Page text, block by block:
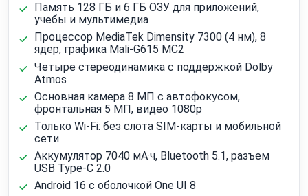
Память 128 ГБ и 6 ГБ ОЗУ для приложений,
учебы и мультимедиа
Процессор MediaTek Dimensity 7300 (4 нм), 8
ядер, графика Mali-G615 MC2
Четыре стереодинамика с поддержкой Dolby
Atmos
Основная камера 8 МП с автофокусом,
фронтальная 5 МП, видео 1080p
Только Wi‑Fi: без слота SIM-карты и мобильной
сети
Аккумулятор 7040 мА·ч, Bluetooth 5.1, разъем
USB Type‑C 2.0
Android 16 с оболочкой One UI 8